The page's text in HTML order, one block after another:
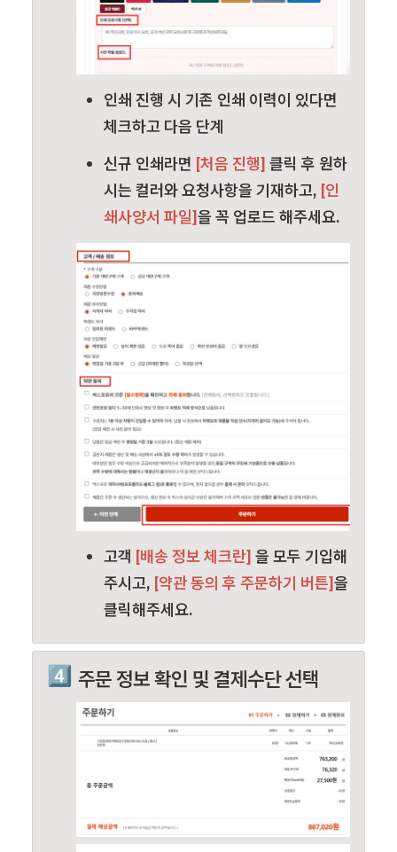
인쇄 진행 시 기존 인쇄 이력이 있다면
체크하고 다음 단계
신규 인쇄라면 [처음 진행] 클릭 후 원하
시는 컬러와 요청사항을 기재하고, [인
쇄사양서 파일]을 꼭 업로드 해주세요.
고객 [배송 정보 체크란] 을 모두 기입해
주시고, [약관 동의 후 주문하기 버튼]을
클릭해주세요.
4️⃣ 주문 정보 확인 및 결제수단 선택